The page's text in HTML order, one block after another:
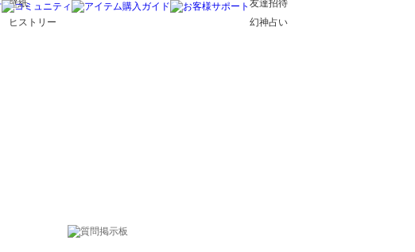
壁紙
ヒストリー
友達招待
幻神占い